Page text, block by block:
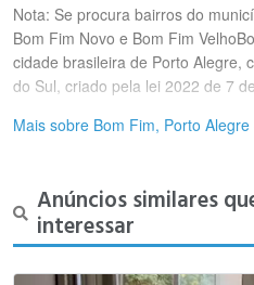
Nota: Se procura bairros do
Bom Fim Novo e Bom Fim
cidade brasileira de Porto Alegre,
do Sul, criado pela lei 2022 de 7
Mais sobre Bom Fim, Porto Alegre
Anúncios similares
interessar